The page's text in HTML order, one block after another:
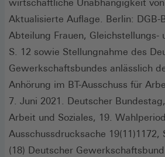
wirtschaftliche Unabhängigkeit von
Aktualisierte Auflage. Berlin: DGB-
Abteilung Frauen, Gleichstellungs-
S. 12 sowie Stellungnahme des
Gewerkschaftsbundes anlässlich
Anhörung im BT-Ausschuss für
7. Juni 2021. Deutscher
Arbeit und Soziales, 19.
Ausschussdrucksache 19(11)1172,
(18) Deutscher Gewerkschaftsbund